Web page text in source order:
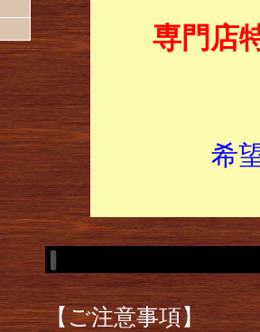
専門店
希
【ご注意事項】